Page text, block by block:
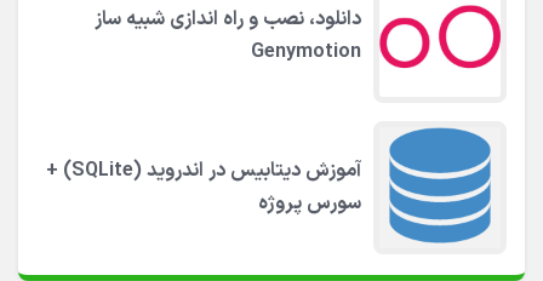
دانلود، نصب و راه اندازی شبیه ساز
Genymotion
آموزش دیتابیس در اندروید (SQLite) +
سورس پروژه